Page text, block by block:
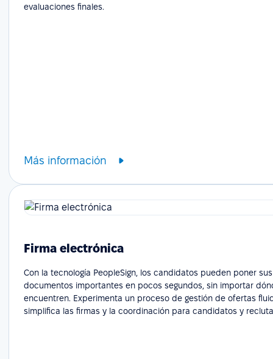
evaluaciones finales.
Más información
Firma electrónica
Con la tecnología PeopleSign, los candidatos pueden poner
documentos importantes en pocos segundos, sin importar
encuentren. Experimenta un proceso de gestión de ofertas
simplifica las firmas y la coordinación para candidatos y